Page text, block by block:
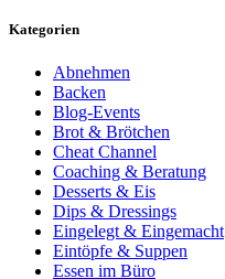
Kategorien
Abnehmen
Backen
Blog-Events
Brot & Brötchen
Cheat Channel
Coaching & Beratung
Desserts & Eis
Dips & Dressings
Eingelegt & Eingemacht
Eintöpfe & Suppen
Essen im Büro